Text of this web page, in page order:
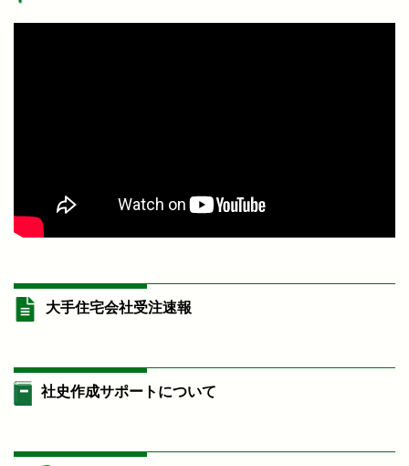
大手住宅会社受注速報
社史作成サポートについて